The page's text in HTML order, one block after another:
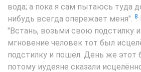
вода; а пока я сам пытаюсь туда
нибудь всегда опережает меня". 8
"Встань, возьми свою подстилку
мгновение человек тот был
подстилку и пошёл. День же этот
потому иудеяне сказали